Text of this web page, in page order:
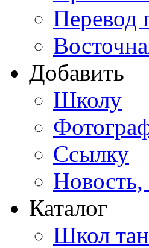
Перевод
Добавить
Школу
Ссылку
Новость,
Каталог
Школ